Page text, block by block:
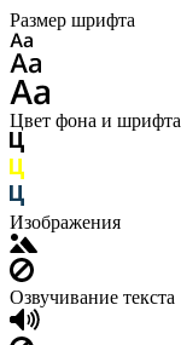
Размер шрифта
Цвет фона и шрифта
Изображения
Озвучивание текста